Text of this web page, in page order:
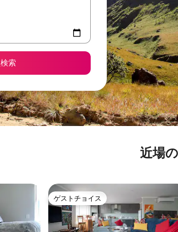
検索
近場
ゲストチョイス
ゲストチョイス